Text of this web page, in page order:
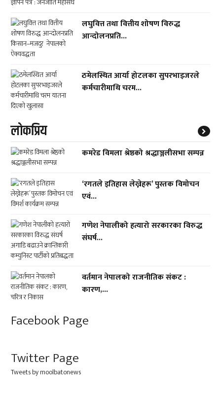
लघुवित्त तथा वित्तीय शोषण विरुद्ध
आन्दोलनप्रति...
ठमेलस्थित आर्या होटलका सुपरभाइजरले
कर्मचारीमाथि चरम...
लाेकप्रिय
कमरेड विमला श्रेष्ठको श्रद्धाञ्जलीसभा सम्पन्न
‘रगतले इतिहास लेख्नेहरू’ पुस्तक विमोचन
एवं...
गणेश नेपालीको हत्यारो सरकारका विरुद्ध
संघर्ष...
वर्तमान नेपालको राजनीतिक संकट :
कारण,...
Facebook Page
Twitter Page
Tweets by moolbatonews